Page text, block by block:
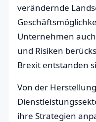
verändernde
Unternehmen
und Risiken
Brexit entstanden
Von der
ihre Strategien